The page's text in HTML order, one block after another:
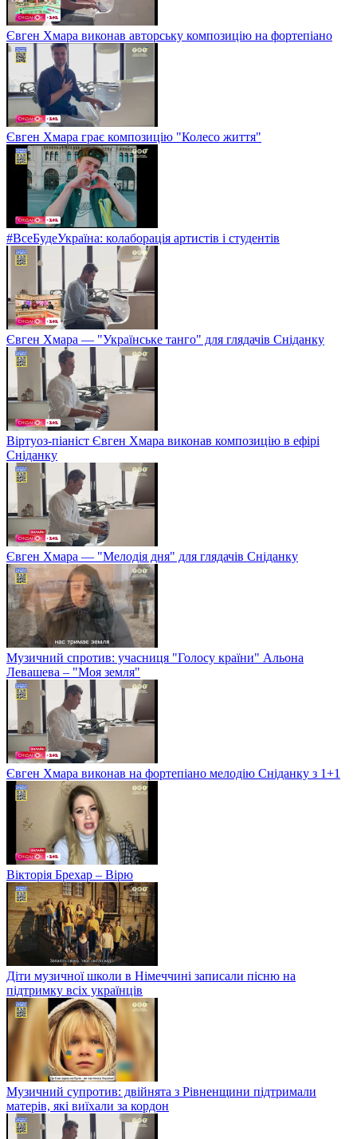
Євген Хмара виконав авторську композицію на фортепіано
Євген Хмара грає композицію "Колесо життя"
#ВсеБудеУкраїна: колаборація артистів і студентів
Євген Хмара — "Українське танго" для глядачів Сніданку
Віртуоз-піаніст Євген Хмара виконав композицію в ефірі
Сніданку
Євген Хмара — "Мелодія дня" для глядачів Сніданку
Музичний спротив: учасниця "Голосу країни" Альона
Левашева – "Моя земля"
Євген Хмара виконав на фортепіано мелодію Сніданку з 1+1
Вікторія Брехар – Вірю
Діти музичної школи в Німеччині записали пісню на
підтримку всіх українців
Музичний супротив: двійнята з Рівненщини підтримали
матерів, які виїхали за кордон